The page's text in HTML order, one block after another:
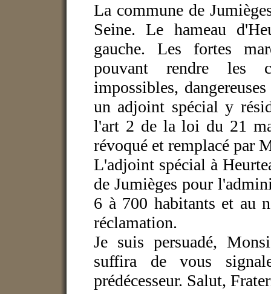
La commune de
Seine. Le hameau
gauche. Les fortes
pouvant rendre les
impossibles,
un adjoint spécial y
l'art 2 de la loi du 21
révoqué et remplacé par
L'adjoint spécial à
de Jumièges pour
6 à 700 habitants et au
réclamation.
Je suis persuadé,
suffira de vous
prédécesseur. Salut,